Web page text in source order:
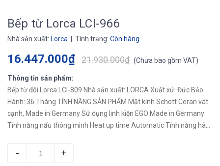
Bếp từ Lorca LCI-966
Nhà sản xuất: Lorca | Tình trạng: Còn hàng
16.447.000₫ 21.930.000₫ (Chưa bao gồm VAT)
Thông tin sản phẩm:
Bếp từ đôi Lorca LCI-809 Nhà sản xuất: LORCA Xuất xứ: Đức Bảo
Hành: 36 Tháng TÍNH NĂNG SẢN PHẨM Mặt kính Schott Ceran vát
cạnh, Made in Germany Sử dụng linh kiện EGO Made in Germany
Tính năng nấu thông minh Heat up time Automatic Tính năng hâm
- +